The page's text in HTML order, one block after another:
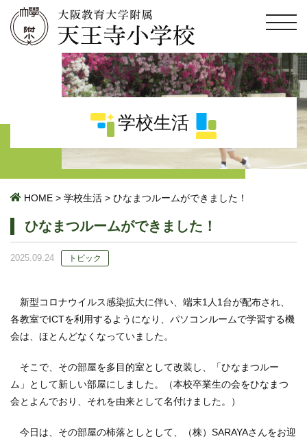
学校生活
HOME > 学校生活 > ひなまつルームができました！
ひなまつルームができました！
2025.09.24 トピック
新型コロナウイルス感染拡大に伴い、端末1人1台が配布され、
各教室でICTを利用するようになり、パソコンルームで学習する機
会は、ほとんどなくなっていました。
そこで、その部屋を多目的室として改装し、「ひなまつルー
ム」として新しい部屋にしました。（本校卒業生の会をひなまつ
会とよんでおり、それを由来として名付けました。）
今日は、その部屋の柿落としとして、（株）SARAYAさんをお迎